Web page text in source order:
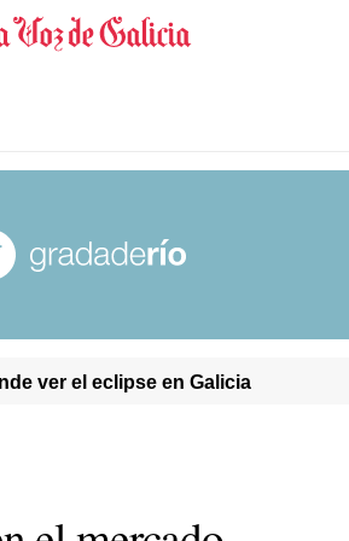
ver el eclipse en Galicia